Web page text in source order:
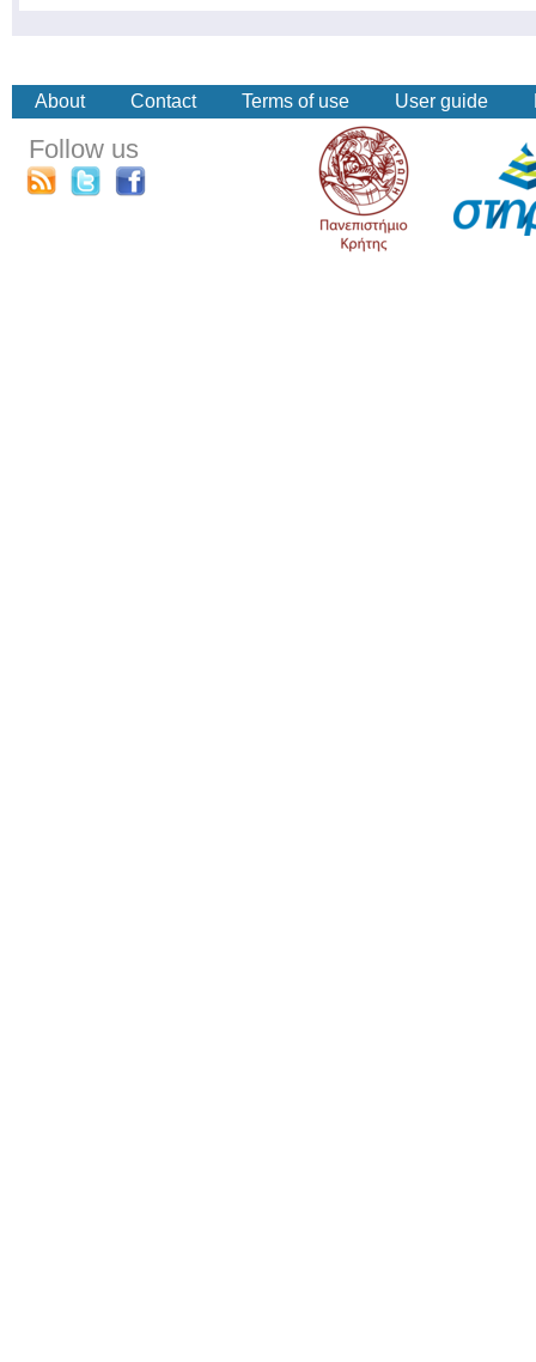
About Contact Terms of use User guide
Follow us